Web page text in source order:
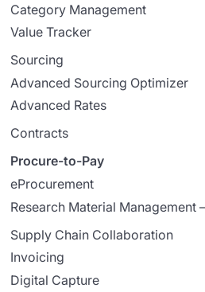
Category Management
Value Tracker
Sourcing
Advanced Sourcing Optimizer
Advanced Rates
Contracts
Procure-to-Pay
eProcurement
Research Material Management
Supply Chain Collaboration
Invoicing
Digital Capture